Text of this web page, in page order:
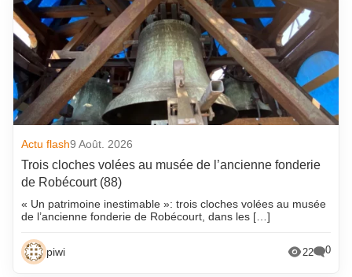
Actu flash9 Août. 2026
Trois cloches volées au musée de l’ancienne fonderie
de Robécourt (88)
« Un patrimoine inestimable »: trois cloches volées au musée
de l’ancienne fonderie de Robécourt, dans les […]
piwi 22 0